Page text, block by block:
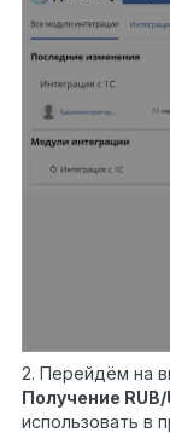
2. Перейдём на
Получение
использовать в